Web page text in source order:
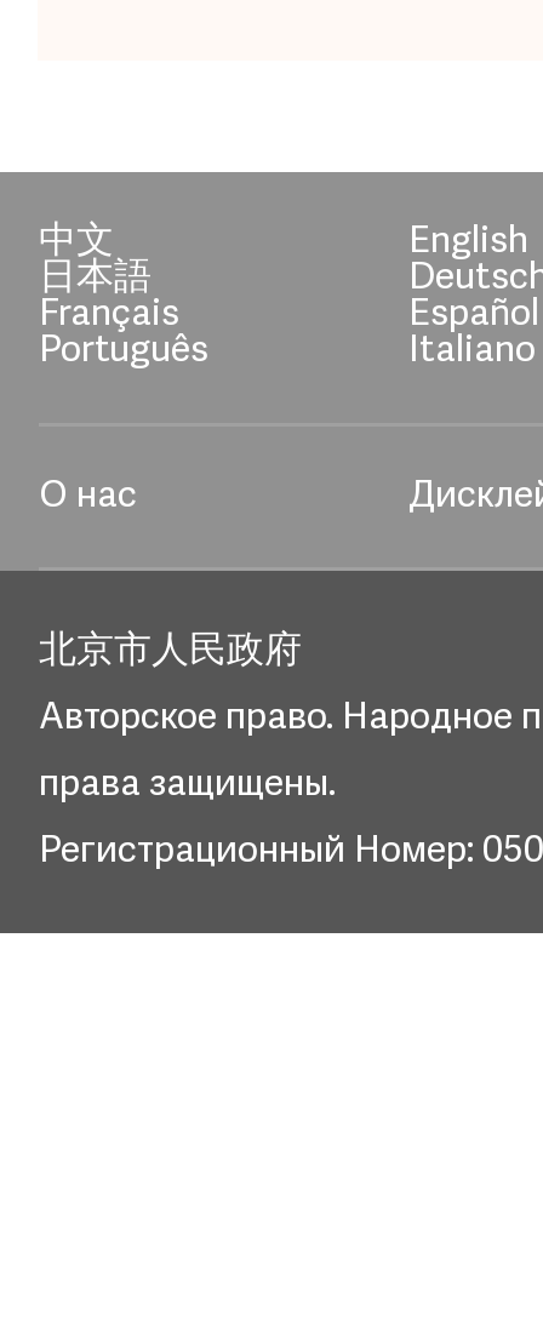
中文 English
日本語
Français Español
Português Italiano
О нас
北京市人民政府
Авторское право. Народное
права защищены.
Регистрационный Номер: